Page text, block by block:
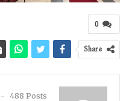
0
Share
488 Posts